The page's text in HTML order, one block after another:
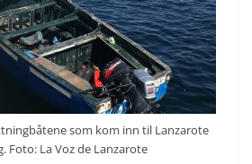
som kom inn til Lanzarote
Foto: La Voz de Lanzarote